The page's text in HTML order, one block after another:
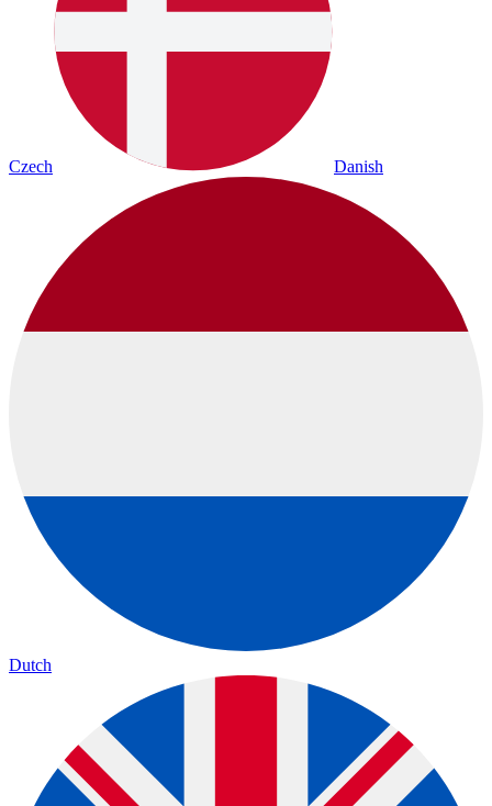
Czech Danish
Dutch